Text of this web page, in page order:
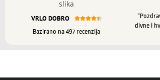
VRLO DOBRO 
Bazirano na 497 recenzija
divne i